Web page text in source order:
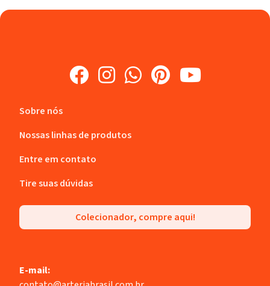
Sobre nós
Nossas linhas de produtos
Entre em contato
Tire suas dúvidas
Colecionador, compre aqui!
E-mail: